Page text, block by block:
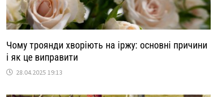
Чому троянди хворіють на іржу: основні причини
і як це виправити
28.04.2025 19:13